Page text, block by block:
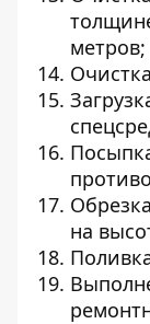
метров;
на